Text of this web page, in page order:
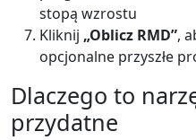
stopą wzrostu
Kliknij „Oblicz RMD”,
opcjonalne przyszłe
Dlaczego to
przydatne